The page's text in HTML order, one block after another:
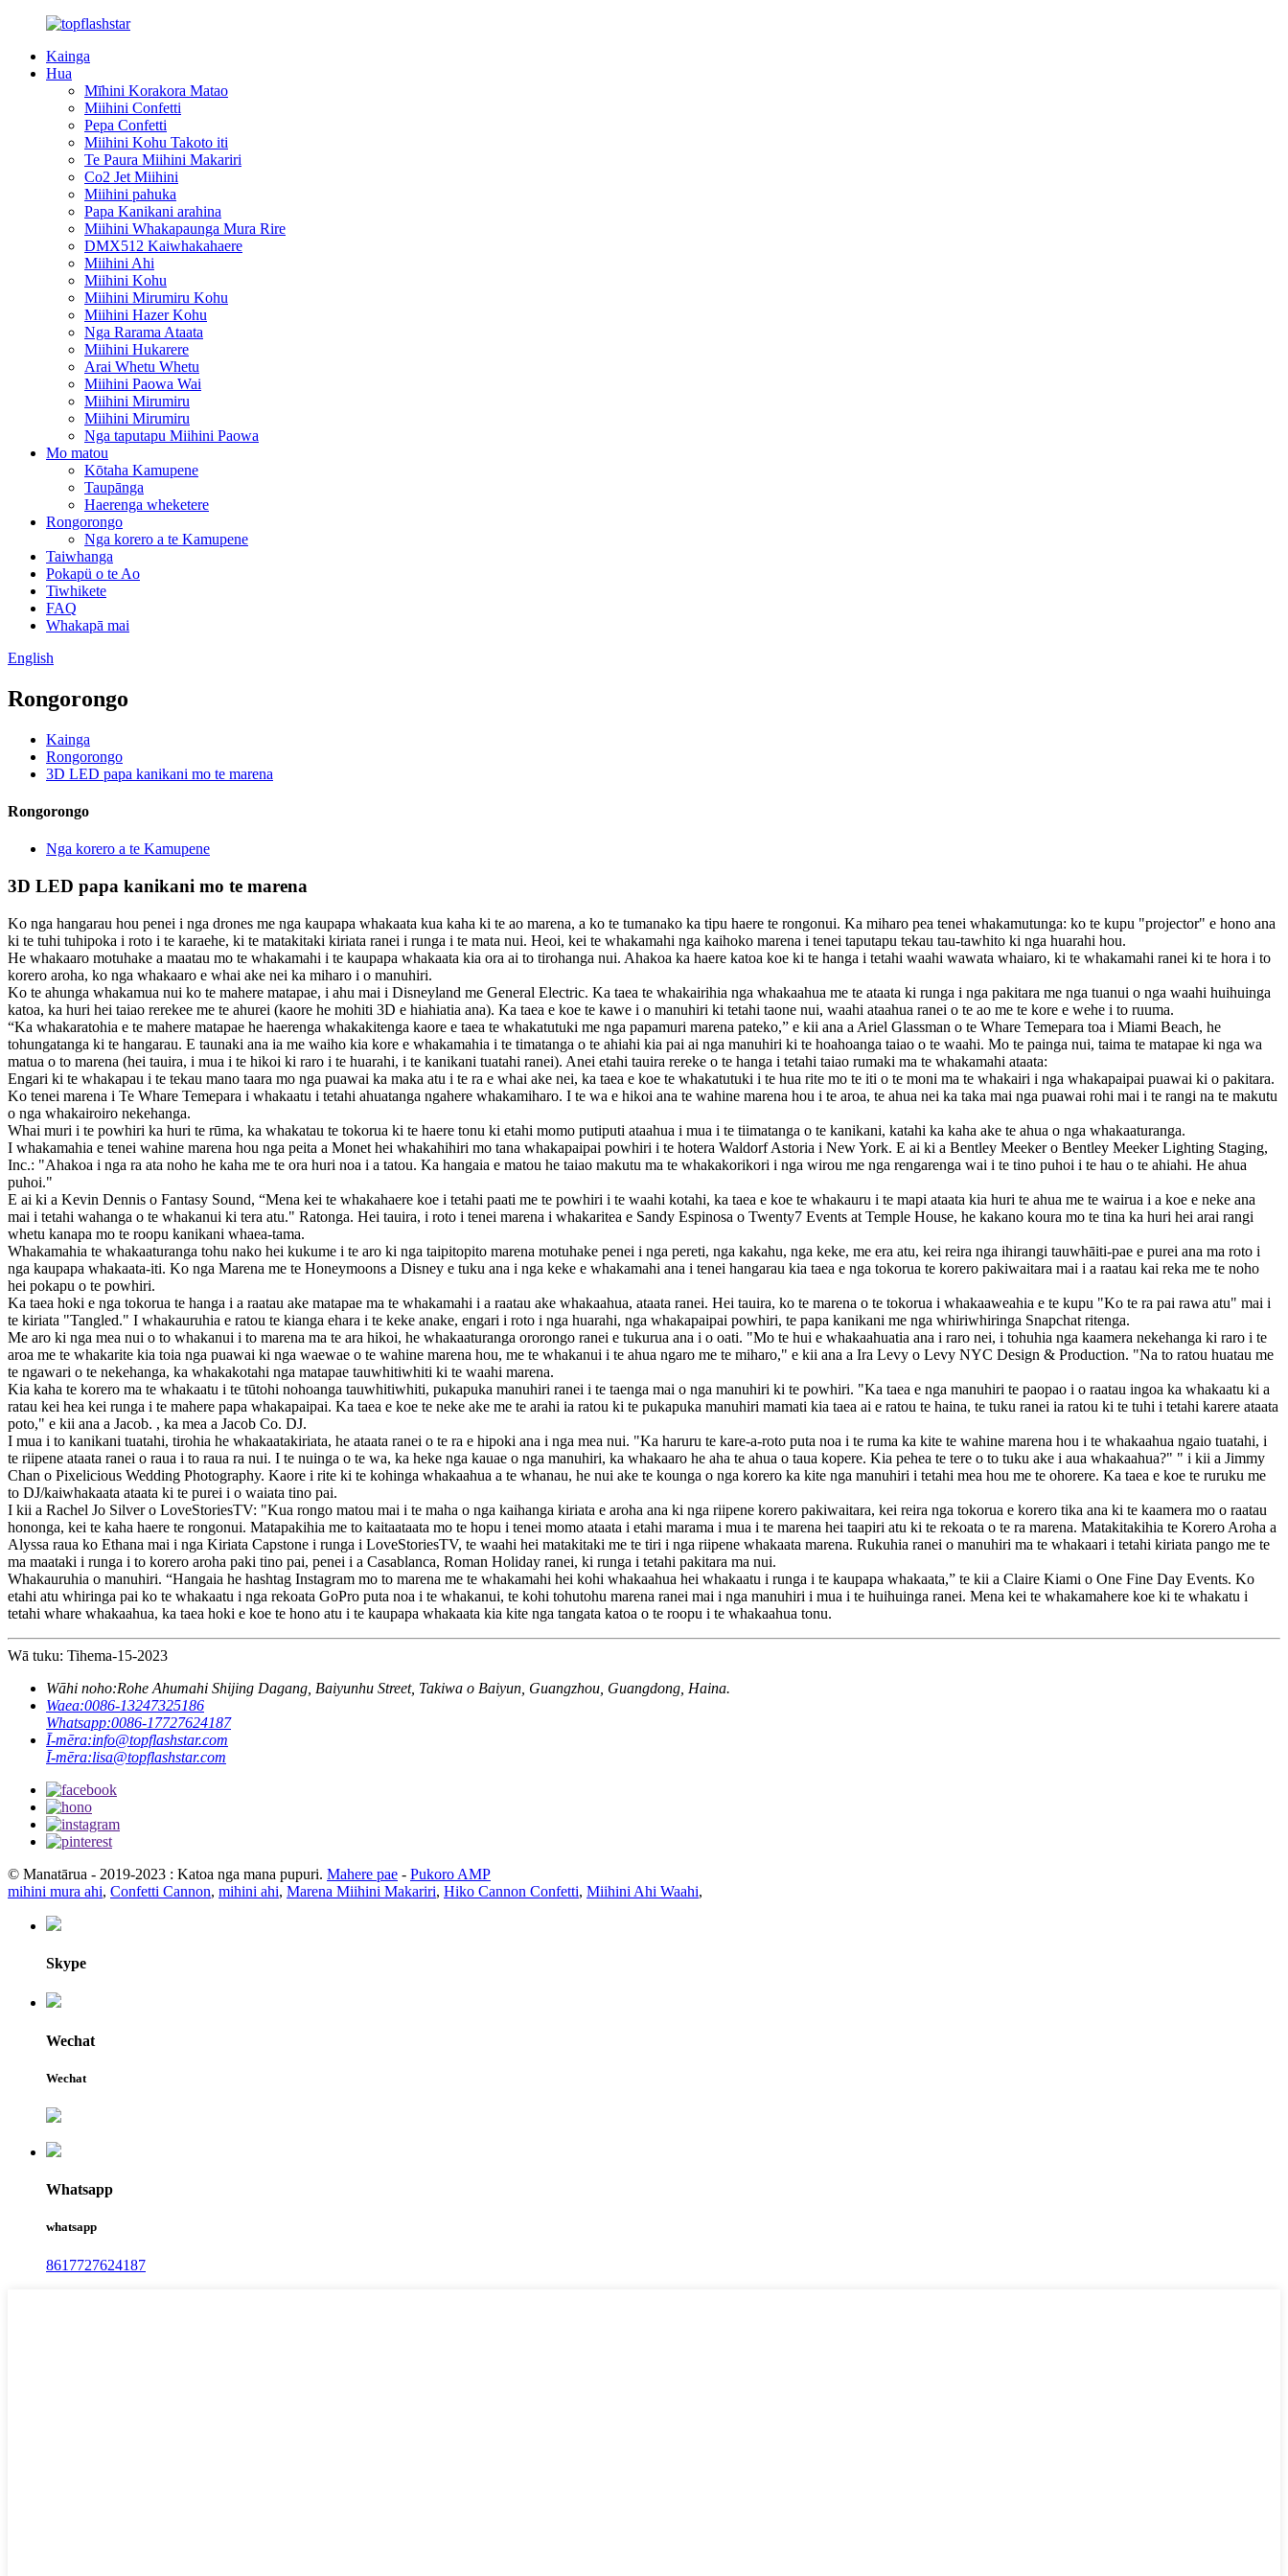
Kainga
Hua
Mīhini Korakora Matao
Miihini Confetti
Pepa Confetti
Miihini Kohu Takoto iti
Te Paura Miihini Makariri
Co2 Jet Miihini
Miihini pahuka
Papa Kanikani arahina
Miihini Whakapaunga Mura Rire
DMX512 Kaiwhakahaere
Miihini Ahi
Miihini Kohu
Miihini Mirumiru Kohu
Miihini Hazer Kohu
Nga Rarama Ataata
Miihini Hukarere
Arai Whetu Whetu
Miihini Paowa Wai
Miihini Mirumiru
Miihini Mirumiru
Nga taputapu Miihini Paowa
Mo matou
Kōtaha Kamupene
Taupānga
Haerenga wheketere
Rongorongo
Nga korero a te Kamupene
Taiwhanga
Pokapü o te Ao
Tiwhikete
FAQ
Whakapā mai
English
Rongorongo
Kainga
Rongorongo
3D LED papa kanikani mo te marena
Rongorongo
Nga korero a te Kamupene
3D LED papa kanikani mo te marena
Ko nga hangarau hou penei i nga drones me nga kaupapa whakaata kua kaha ki te ao marena, a ko te tumanako ka tipu haere te rongonui. Ka miharo pea tenei whakamutunga: ko te kupu "projector" e hono ana
ki te tuhi tuhipoka i roto i te karaehe, ki te matakitaki kiriata ranei i runga i te mata nui. Heoi, kei te whakamahi nga kaihoko marena i tenei taputapu tekau tau-tawhito ki nga huarahi hou.
He whakaaro motuhake a maatau mo te whakamahi i te kaupapa whakaata kia ora ai to tirohanga nui. Ahakoa ka haere katoa koe ki te hanga i tetahi waahi wawata whaiaro, ki te whakamahi ranei ki te hora i to
korero aroha, ko nga whakaaro e whai ake nei ka miharo i o manuhiri.
Ko te ahunga whakamua nui ko te mahere matapae, i ahu mai i Disneyland me General Electric. Ka taea te whakairihia nga whakaahua me te ataata ki runga i nga pakitara me nga tuanui o nga waahi huihuinga
katoa, ka huri hei taiao rerekee me te ahurei (kaore he mohiti 3D e hiahiatia ana). Ka taea e koe te kawe i o manuhiri ki tetahi taone nui, waahi ataahua ranei o te ao me te kore e wehe i to ruuma.
“Ka whakaratohia e te mahere matapae he haerenga whakakitenga kaore e taea te whakatutuki me nga papamuri marena pateko,” e kii ana a Ariel Glassman o te Whare Temepara toa i Miami Beach, he
tohungatanga ki te hangarau. E taunaki ana ia me waiho kia kore e whakamahia i te timatanga o te ahiahi kia pai ai nga manuhiri ki te hoahoanga taiao o te waahi. Mo te painga nui, taima te matapae ki nga wa
matua o to marena (hei tauira, i mua i te hikoi ki raro i te huarahi, i te kanikani tuatahi ranei). Anei etahi tauira rereke o te hanga i tetahi taiao rumaki ma te whakamahi ataata:
Engari ki te whakapau i te tekau mano taara mo nga puawai ka maka atu i te ra e whai ake nei, ka taea e koe te whakatutuki i te hua rite mo te iti o te moni ma te whakairi i nga whakapaipai puawai ki o pakitara.
Ko tenei marena i Te Whare Temepara i whakaatu i tetahi ahuatanga ngahere whakamiharo. I te wa e hikoi ana te wahine marena hou i te aroa, te ahua nei ka taka mai nga puawai rohi mai i te rangi na te makutu
o nga whakairoiro nekehanga.
Whai muri i te powhiri ka huri te rūma, ka whakatau te tokorua ki te haere tonu ki etahi momo putiputi ataahua i mua i te tiimatanga o te kanikani, katahi ka kaha ake te ahua o nga whakaaturanga.
I whakamahia e tenei wahine marena hou nga peita a Monet hei whakahihiri mo tana whakapaipai powhiri i te hotera Waldorf Astoria i New York. E ai ki a Bentley Meeker o Bentley Meeker Lighting Staging,
Inc.: "Ahakoa i nga ra ata noho he kaha me te ora huri noa i a tatou. Ka hangaia e matou he taiao makutu ma te whakakorikori i nga wirou me nga rengarenga wai i te tino puhoi i te hau o te ahiahi. He ahua
puhoi."
E ai ki a Kevin Dennis o Fantasy Sound, “Mena kei te whakahaere koe i tetahi paati me te powhiri i te waahi kotahi, ka taea e koe te whakauru i te mapi ataata kia huri te ahua me te wairua i a koe e neke ana
mai i tetahi wahanga o te whakanui ki tera atu." Ratonga. Hei tauira, i roto i tenei marena i whakaritea e Sandy Espinosa o Twenty7 Events at Temple House, he kakano koura mo te tina ka huri hei arai rangi
whetu kanapa mo te roopu kanikani whaea-tama.
Whakamahia te whakaaturanga tohu nako hei kukume i te aro ki nga taipitopito marena motuhake penei i nga pereti, nga kakahu, nga keke, me era atu, kei reira nga ihirangi tauwhāiti-pae e purei ana ma roto i
nga kaupapa whakaata-iti. Ko nga Marena me te Honeymoons a Disney e tuku ana i nga keke e whakamahi ana i tenei hangarau kia taea e nga tokorua te korero pakiwaitara mai i a raatau kai reka me te noho
hei pokapu o te powhiri.
Ka taea hoki e nga tokorua te hanga i a raatau ake matapae ma te whakamahi i a raatau ake whakaahua, ataata ranei. Hei tauira, ko te marena o te tokorua i whakaaweahia e te kupu "Ko te ra pai rawa atu" mai i
te kiriata "Tangled." I whakauruhia e ratou te kianga ehara i te keke anake, engari i roto i nga huarahi, nga whakapaipai powhiri, te papa kanikani me nga whiriwhiringa Snapchat ritenga.
Me aro ki nga mea nui o to whakanui i to marena ma te ara hikoi, he whakaaturanga ororongo ranei e tukurua ana i o oati. "Mo te hui e whakaahuatia ana i raro nei, i tohuhia nga kaamera nekehanga ki raro i te
aroa me te whakarite kia toia nga puawai ki nga waewae o te wahine marena hou, me te whakanui i te ahua ngaro me te miharo," e kii ana a Ira Levy o Levy NYC Design & Production. "Na to ratou huatau me
te ngawari o te nekehanga, ka whakakotahi nga matapae tauwhitiwhiti ki te waahi marena.
Kia kaha te korero ma te whakaatu i te tūtohi nohoanga tauwhitiwhiti, pukapuka manuhiri ranei i te taenga mai o nga manuhiri ki te powhiri. "Ka taea e nga manuhiri te paopao i o raatau ingoa ka whakaatu ki a
ratau kei hea kei runga i te mahere papa whakapaipai. Ka taea e koe te neke ake me te arahi ia ratou ki te pukapuka manuhiri mamati kia taea ai e ratou te haina, te tuku ranei ia ratou ki te tuhi i tetahi karere ataata
poto," e kii ana a Jacob. , ka mea a Jacob Co. DJ.
I mua i to kanikani tuatahi, tirohia he whakaatakiriata, he ataata ranei o te ra e hipoki ana i nga mea nui. "Ka haruru te kare-a-roto puta noa i te ruma ka kite te wahine marena hou i te whakaahua ngaio tuatahi, i
te riipene ataata ranei o raua i to raua ra nui. I te nuinga o te wa, ka heke nga kauae o nga manuhiri, ka whakaaro he aha te ahua o taua kopere. Kia pehea te tere o to tuku ake i aua whakaahua?" " i kii a Jimmy
Chan o Pixelicious Wedding Photography. Kaore i rite ki te kohinga whakaahua a te whanau, he nui ake te kounga o nga korero ka kite nga manuhiri i tetahi mea hou me te ohorere. Ka taea e koe te ruruku me
to DJ/kaiwhakaata ataata ki te purei i o waiata tino pai.
I kii a Rachel Jo Silver o LoveStoriesTV: "Kua rongo matou mai i te maha o nga kaihanga kiriata e aroha ana ki nga riipene korero pakiwaitara, kei reira nga tokorua e korero tika ana ki te kaamera mo o raatau
hononga, kei te kaha haere te rongonui. Matapakihia me to kaitaataata mo te hopu i tenei momo ataata i etahi marama i mua i te marena hei taapiri atu ki te rekoata o te ra marena. Matakitakihia te Korero Aroha a
Alyssa raua ko Ethana mai i nga Kiriata Capstone i runga i LoveStoriesTV, te waahi hei matakitaki me te tiri i nga riipene whakaata marena. Rukuhia ranei o manuhiri ma te whakaari i tetahi kiriata pango me te
ma maataki i runga i to korero aroha paki tino pai, penei i a Casablanca, Roman Holiday ranei, ki runga i tetahi pakitara ma nui.
Whakauruhia o manuhiri. “Hangaia he hashtag Instagram mo to marena me te whakamahi hei kohi whakaahua hei whakaatu i runga i te kaupapa whakaata,” te kii a Claire Kiami o One Fine Day Events. Ko
etahi atu whiringa pai ko te whakaatu i nga rekoata GoPro puta noa i te whakanui, te kohi tohutohu marena ranei mai i nga manuhiri i mua i te huihuinga ranei. Mena kei te whakamahere koe ki te whakatu i
tetahi whare whakaahua, ka taea hoki e koe te hono atu i te kaupapa whakaata kia kite nga tangata katoa o te roopu i te whakaahua tonu.
Wā tuku: Tihema-15-2023
Wāhi noho:Rohe Ahumahi Shijing Dagang, Baiyunhu Street, Takiwa o Baiyun, Guangzhou, Guangdong, Haina.
Waea:0086-13247325186
Whatsapp:0086-17727624187
Ī-mēra:info@topflashstar.com
Ī-mēra:lisa@topflashstar.com
© Manatārua - 2019-2023 : Katoa nga mana pupuri. Mahere pae - Pukoro AMP
mihini mura ahi, Confetti Cannon, mihini ahi, Marena Miihini Makariri, Hiko Cannon Confetti, Miihini Ahi Waahi,
Skype
Wechat
Wechat
Whatsapp
whatsapp
8617727624187